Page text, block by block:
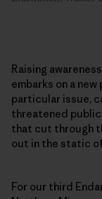
Raising
embarks on a
particular issue,
threatened
that cut through
out in the static
For our third